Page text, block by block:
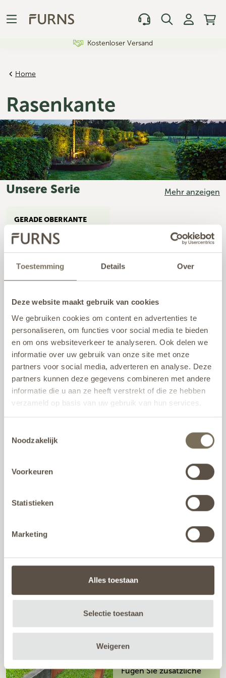
Toestemming Details Over
Deze website maakt gebruik van cookies
We gebruiken cookies om content en advertenties te
personaliseren, om functies voor social media te bieden
en om ons websiteverkeer te analyseren. Ook delen we
informatie over uw gebruik van onze site met onze
partners voor social media, adverteren en analyse. Deze
partners kunnen deze gegevens combineren met andere
informatie die u aan ze heeft verstrekt of die ze hebben
verzameld op basis van uw gebruik van hun services.
jehier.
Noodzakelijk
Voorkeuren
Statistieken
Marketing
Alles toestaan
Selectie toestaan
Weigeren
Kostenloser Versand
Home
Rasenkante
Unsere Serie Mehr anzeigen
GERADE OBERKANTE
Wellenförmige Formen
GEWALZTE OBERKANTE
Perfekt als Rasenkante
UMGELEGTE OBERRAND
Abgegrenzte Bereiche
Erhältlich für alle Typen
ÜBERGANGSPROFILE
Fügen Sie zusätzliche